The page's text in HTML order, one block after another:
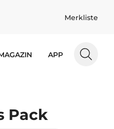
Merkliste
APP
Pack